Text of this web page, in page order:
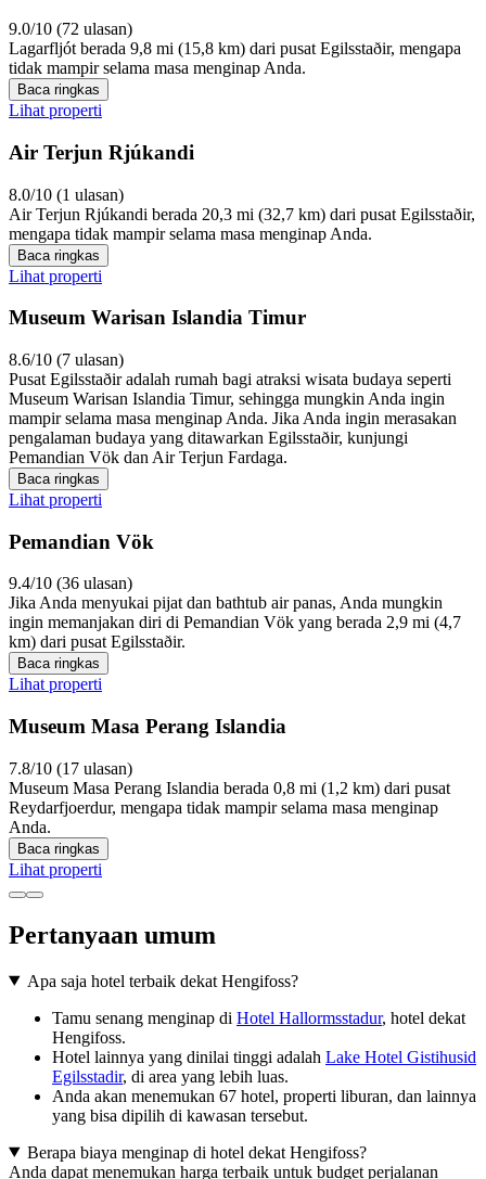
9.0/10 (72 ulasan)
Lagarfljót berada 9,8 mi (15,8 km) dari pusat Egilsstaðir, mengapa
tidak mampir selama masa menginap Anda.
Baca ringkas
Lihat properti
Air Terjun Rjúkandi
8.0/10 (1 ulasan)
Air Terjun Rjúkandi berada 20,3 mi (32,7 km) dari pusat Egilsstaðir,
mengapa tidak mampir selama masa menginap Anda.
Baca ringkas
Lihat properti
Museum Warisan Islandia Timur
8.6/10 (7 ulasan)
Pusat Egilsstaðir adalah rumah bagi atraksi wisata budaya seperti
Museum Warisan Islandia Timur, sehingga mungkin Anda ingin
mampir selama masa menginap Anda. Jika Anda ingin merasakan
pengalaman budaya yang ditawarkan Egilsstaðir, kunjungi
Pemandian Vök dan Air Terjun Fardaga.
Baca ringkas
Lihat properti
Pemandian Vök
9.4/10 (36 ulasan)
Jika Anda menyukai pijat dan bathtub air panas, Anda mungkin
ingin memanjakan diri di Pemandian Vök yang berada 2,9 mi (4,7
km) dari pusat Egilsstaðir.
Baca ringkas
Lihat properti
Museum Masa Perang Islandia
7.8/10 (17 ulasan)
Museum Masa Perang Islandia berada 0,8 mi (1,2 km) dari pusat
Reydarfjoerdur, mengapa tidak mampir selama masa menginap
Anda.
Baca ringkas
Lihat properti
Pertanyaan umum
Apa saja hotel terbaik dekat Hengifoss?
Tamu senang menginap di Hotel Hallormsstadur, hotel dekat
Hengifoss.
Hotel lainnya yang dinilai tinggi adalah Lake Hotel Gistihusid
Egilsstadir, di area yang lebih luas.
Anda akan menemukan 67 hotel, properti liburan, dan lainnya
yang bisa dipilih di kawasan tersebut.
Berapa biaya menginap di hotel dekat Hengifoss?
Anda dapat menemukan harga terbaik untuk budget perjalanan